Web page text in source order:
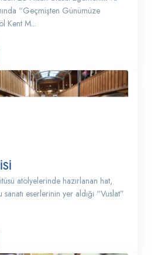
“Geçmişten Günümüze
Kent M...
atölyelerinde hazırlanan hat,
eserlerinin yer aldığı “Vuslat”